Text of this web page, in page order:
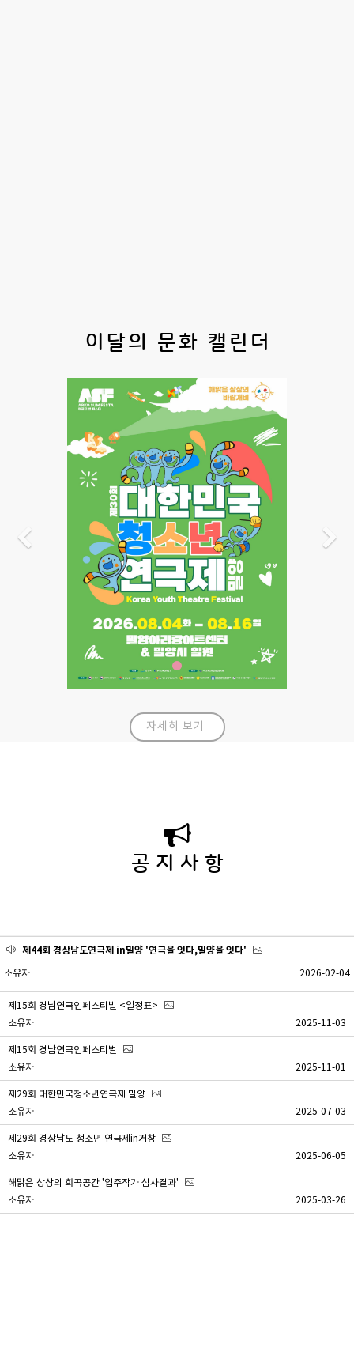
이달의 문화 캘린더
Previous
자세히 보기
공 지 사 항
제44회 경상남도연극제 in밀양 '연극을 잇다,밀양을 잇다'
소유자 2026-02-04
제15회 경남연극인페스티벌 <일정표>
소유자
2025-11-03
제15회 경남연극인페스티벌
소유자
2025-11-01
제29회 대한민국청소년연극제 밀양
소유자
2025-07-03
제29회 경상남도 청소년 연극제in거창
소유자
2025-06-05
해맑은 상상의 희곡공간 '입주작가 심사결과'
소유자
2025-03-26